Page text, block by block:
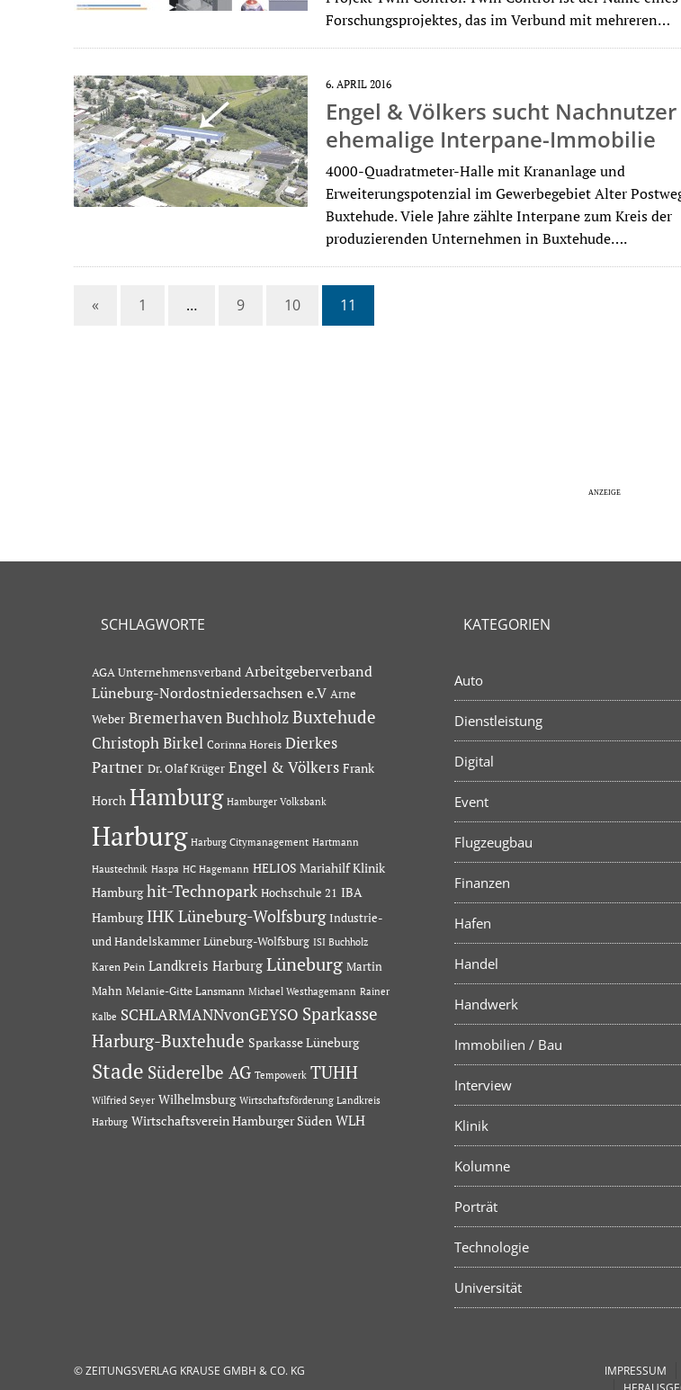
Forschungsprojektes, das im Verbund mit mehreren…
6. APRIL 2016
Engel & Völkers sucht
ehemalige Interpane-Immobilie
4000-Quadratmeter-Halle mit Krananlage und
Erweiterungspotenzial im Gewerbegebiet Alter
Buxtehude. Viele Jahre zählte Interpane zum Kreis der
produzierenden Unternehmen in Buxtehude….
« 1 … 9 10 11
SCHLAGWORTE
AGA Unternehmensverband Arbeitgeberverband
Lüneburg-Nordostniedersachsen e.V Arne
Weber BremerhavenBuchholzBuxtehude
Christoph Birkel Corinna Horeis Dierkes
Partner Dr. Olaf Krüger Engel & Völkers Frank
Horch Hamburg Hamburger Volksbank
Harburg Harburg Citymanagement Hartmann
Haustechnik Haspa HC Hagemann HELIOS Mariahilf Klinik
Hamburg hit-Technopark Hochschule 21 IBA
Hamburg IHK Lüneburg-Wolfsburg Industrie-
und Handelskammer Lüneburg-Wolfsburg ISI Buchholz
Karen Pein Landkreis Harburg Lüneburg Martin
Mahn Melanie-Gitte Lansmann Michael Westhagemann Rainer
Kalbe SCHLARMANNvonGEYSO Sparkasse
Harburg-Buxtehude Sparkasse Lüneburg
Stade Süderelbe AG Tempowerk TUHH
Wilfried Seyer Wilhelmsburg Wirtschaftsförderung Landkreis
Harburg Wirtschaftsverein Hamburger Süden WLH
KATEGORIEN
Auto
Dienstleistung
Digital
Event
Flugzeugbau
Finanzen
Hafen
Handel
Handwerk
Immobilien / Bau
Interview
Klinik
Kolumne
Porträt
Technologie
Universität
IMPRESSUM
© ZEITUNGSVERLAG KRAUSE GMBH & CO. KG